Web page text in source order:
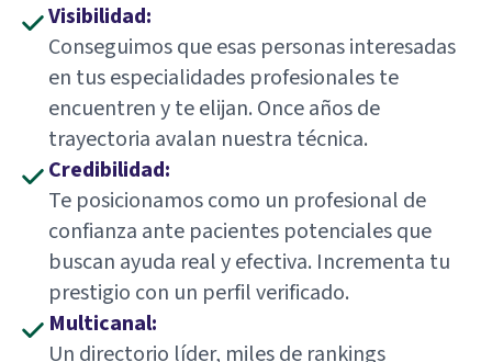
Visibilidad:
Conseguimos que esas personas interesadas
en tus especialidades profesionales te
encuentren y te elijan. Once años de
trayectoria avalan nuestra técnica.
Credibilidad:
Te posicionamos como un profesional de
confianza ante pacientes potenciales que
buscan ayuda real y efectiva. Incrementa tu
prestigio con un perfil verificado.
Multicanal:
Un directorio líder, miles de rankings